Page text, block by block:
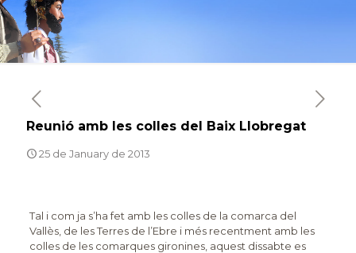
Reunió amb les colles del Baix Llobregat
25 de January de 2013
Tal i com ja s’ha fet amb les colles de la comarca del
Vallès, de les Terres de l’Ebre i més recentment amb les
colles de les comarques gironines, aquest dissabte es